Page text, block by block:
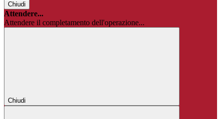
Chiudi
Attendere...
Attendere il completamento dell'operazione...
Chiudi